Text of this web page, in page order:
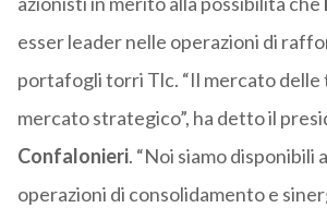
esser leader nelle operazioni di
portafogli torri Tlc. “Il mercato delle
mercato strategico”, ha detto il
Confalonieri. “Noi siamo disponibili
operazioni di consolidamento e